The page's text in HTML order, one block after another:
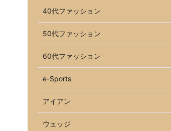
40代ファッション
50代ファッション
60代ファッション
e-Sports
アイアン
ウェッジ